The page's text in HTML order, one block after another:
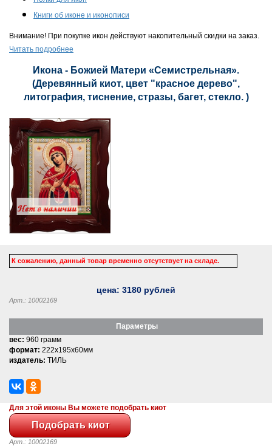
Книги об иконе и иконописи
Внимание! При покупке икон действуют накопительный скидки на заказ.
Читать подробнее
Икона - Божией Матери «Семистрельная».
(Деревянный киот, цвет "красное дерево",
литография, тиснение, стразы, багет, стекло. )
К сожалению, данный товар временно отсутствует на складе.
цена: 3180 рублей
Арт.: 10002169
Параметры
вес: 960 грамм
формат: 222x195x60мм
издатель: ТИЛЬ
Для этой иконы Вы можете подобрать киот
Арт.: 10002169